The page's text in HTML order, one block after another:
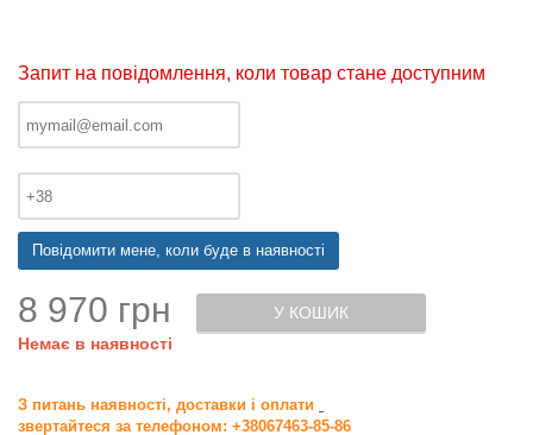
Запит на повідомлення, коли товар стане доступним
Повідомити мене, коли буде в наявності
8 970 грн
Немає в наявності
У КОШИК
З питань наявності, доставки і оплати
звертайтеся за телефоном: +38067463-85-86